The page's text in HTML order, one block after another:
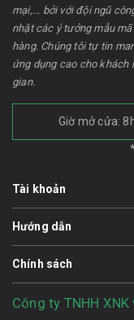
mại,... bởi với đội ngũ
nhật các ý tưởng mẫu
hàng. Chúng tôi tự tin
ứng dụng cao cho khách
gian.
Giờ mở cửa:
Tài khoản
Hướng dẫn
Chính sách
Công ty TNHH XNK